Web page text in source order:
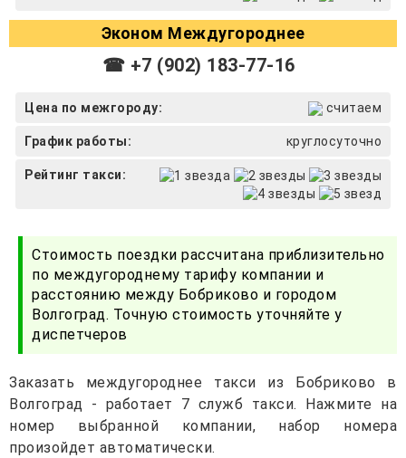
Эконом Междугороднее
☎ +7 (902) 183-77-16
Цена по межгороду: считаем
График работы: круглосуточно
Рейтинг такси:
Стоимость поездки рассчитана приблизительно
по междугороднему тарифу компании и
расстоянию между Бобриково и городом
Волгоград. Точную стоимость уточняйте у
диспетчеров
Заказать междугороднее такси из Бобриково в
Волгоград - работает 7 служб такси. Нажмите на
номер выбранной компании, набор номера
произойдет автоматически.